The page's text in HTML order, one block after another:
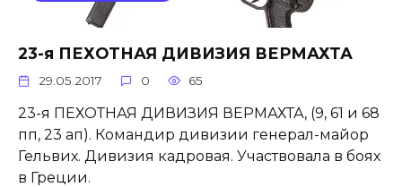
23-я ПЕХОТНАЯ ДИВИЗИЯ ВЕРМАХТА
29.05.2017 0 65
23-я ПЕХОТНАЯ ДИВИЗИЯ ВЕРМАХТА, (9, 61 и 68
пп, 23 ап). Командир дивизии генерал-майор
Гельвих. Дивизия кадровая. Участвовала в боях
в Греции.